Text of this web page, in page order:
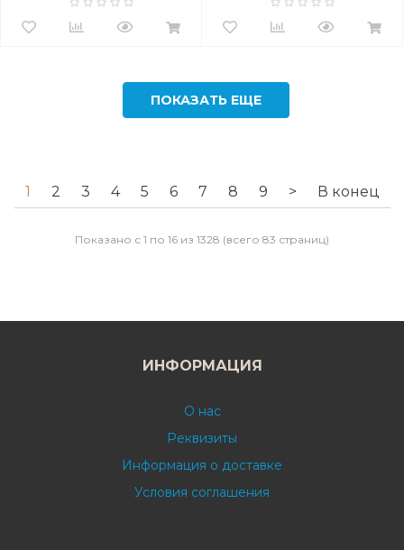
ПОКАЗАТЬ ЕЩЕ
1 2 3 4 5 6 7 8 9 > В конец
Показано с 1 по 16 из 1328 (всего 83 страниц)
ИНФОРМАЦИЯ
О нас
Реквизиты
Информация о доставке
Условия соглашения